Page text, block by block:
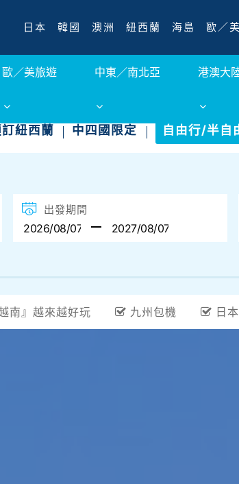
日本 韓國 澳洲 紐西蘭 海島 歐／美
歐／美旅遊 中東／南北亞 港澳大
紐西蘭 中四國限定 自由行/半自
出發期間
越南』越來越好玩 九州包機 日